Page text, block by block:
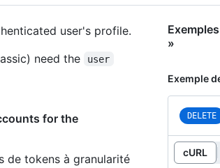
user's profile.
need the
user
for the
de tokens à granularité
»
Exemple
DELETE
cURL